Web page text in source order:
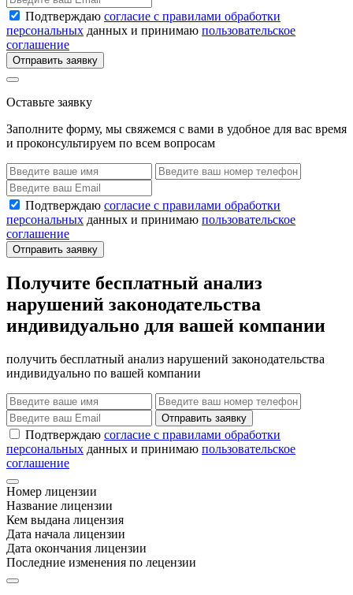
Подтверждаю согласие с правилами обработки
персональных данных и принимаю пользовательское
соглашение
Отправить заявку
Оставьте заявку
Заполните форму, мы свяжемся с вами в удобное для вас время
и проконсультируем по всем вопросам
Подтверждаю согласие с правилами обработки
персональных данных и принимаю пользовательское
соглашение
Отправить заявку
Получите бесплатный анализ
нарушений законодательства
индивидуально для вашей компании
получить бесплатный анализ нарушений законодательства
индивидуально по вашей компании
Отправить заявку
Подтверждаю согласие с правилами обработки
персональных данных и принимаю пользовательское
соглашение
Номер лицензии
Название лицензии
Кем выдана лицензия
Дата начала лицензии
Дата окончания лицензии
Последние изменения по лецензии